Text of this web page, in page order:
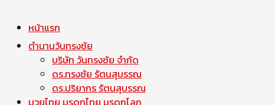
หน้าแรก
ตำนานวันทรงชัย
บริษัท วันทรงชัย จำกัด
ดร.ทรงชัย รัตนสุบรรณ
ดร.ปริยากร รัตนสุบรรณ
มวยไทย มรดกไทย มรดกโลก